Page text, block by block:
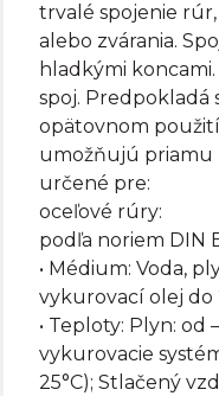
trvalé spojenie
alebo zvárania.
hladkými
spoj. Predpokladá
opätovnom
umožňujú priamu
určené pre:
oceľové rúry:
podľa noriem DIN
• Médium: Voda,
vykurovací olej
• Teploty: Plyn: od
vykurovacie
25°C); Stlačený